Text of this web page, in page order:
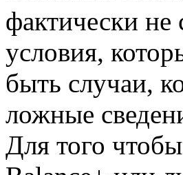
фактически не
условия,
быть случаи,
ложные
Для того